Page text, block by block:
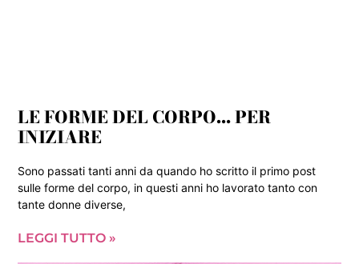
LE FORME DEL CORPO… PER
INIZIARE
Sono passati tanti anni da quando ho scritto il primo post
sulle forme del corpo, in questi anni ho lavorato tanto con
tante donne diverse,
LEGGI TUTTO »